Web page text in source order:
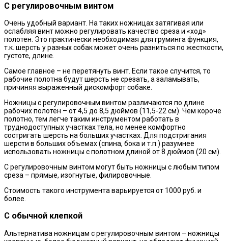
С регулировочным винтом
Очень удобный вариант. На таких ножницах затягивая или
ослабляя винт можно регулировать качество среза и «ход»
полотен. Это практически необходимая для груминга функция,
т.к. шерсть у разных собак может очень разниться по жесткости,
густоте, длине.
Самое главное – не перетянуть винт. Если такое случится, то
рабочие полотна будут шерсть не срезать, а заламывать,
причиняя выраженный дискомфорт собаке.
Ножницы с регулировочным винтом различаются по длине
рабочих полотен – от 4,5 до 8,5 дюймов (11,5-22 см). Чем короче
полотно, тем легче таким инструментом работать в
труднодоступных участках тела, но менее комфортно
состригать шерсть на больших участках. Для подстригания
шерсти в больших объемах (спина, бока и т.п.) разумнее
использовать ножницы с полотном длиной от 8 дюймов (20 см).
С регулировочным винтом могут быть ножницы с любым типом
среза – прямые, изогнутые, филировочные.
Стоимость такого инструмента варьируется от 1000 руб. и
более.
С обычной клепкой
Альтернатива ножницам с регулировочным винтом – ножницы